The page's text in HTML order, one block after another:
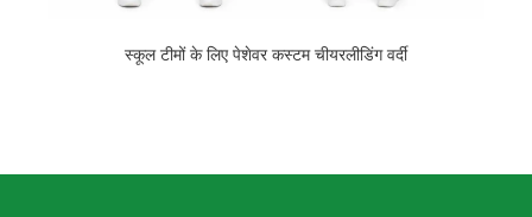
स्कूल टीमों के लिए पेशेवर कस्टम चीयरलीडिंग वर्दी